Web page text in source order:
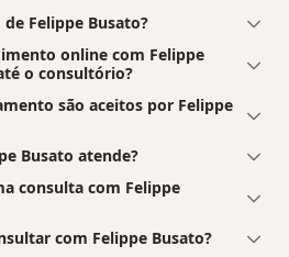
Felippe Busato?
online com Felippe
o consultório?
são aceitos por Felippe
Busato atende?
consulta com Felippe
com Felippe Busato?